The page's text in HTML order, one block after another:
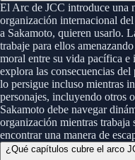
El Arc de JCC introduce una
organización internacional
a Sakamoto, quieren usarlo.
trabaje para ellos
moral entre su vida pacífica e
explora las consecuencias
lo persigue incluso mientras
personajes, incluyendo otros
Sakamoto debe navegar
organización mientras trabaja
encontrar una manera de
¿Qué capítulos cubre el arco